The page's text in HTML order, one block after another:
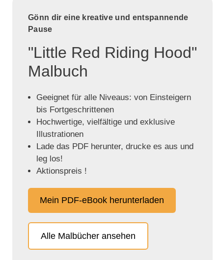
Gönn dir eine kreative und entspannende
Pause
"Little Red Riding Hood"
Malbuch
Geeignet für alle Niveaus: von Einsteigern
bis Fortgeschrittenen
Hochwertige, vielfältige und exklusive
Illustrationen
Lade das PDF herunter, drucke es aus und
leg los!
Aktionspreis !
Mein PDF-eBook herunterladen
Alle Malbücher ansehen